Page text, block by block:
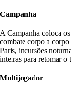
Campanha
A Campanha coloca
combate corpo a
Paris, incursões
inteiras para retomar o
Multijogador